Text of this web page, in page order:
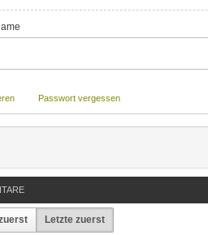
Passwort vergessen
Letzte zuerst